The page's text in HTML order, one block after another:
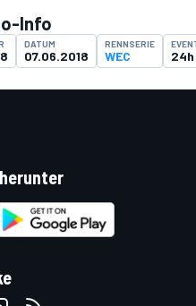
Info
DATUM
07.06.2018
RENNSERIE
WEC 24h